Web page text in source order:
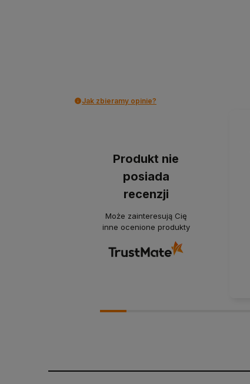
Jak zbieramy opinie?
Produkt nie
posiada
recenzji
Może zainteresują Cię
inne ocenione produkty